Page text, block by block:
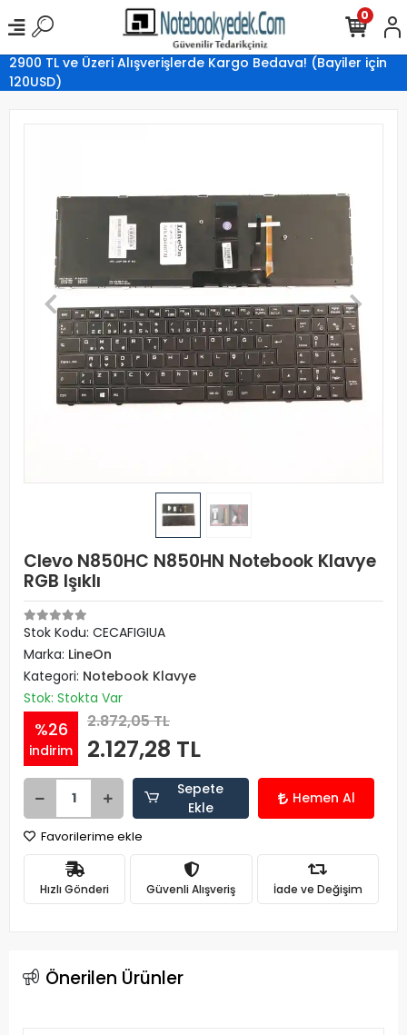
2900 TL ve Üzeri Alışverişlerde Kargo Bedava! (Bayiler için
120USD)
0
Clevo N850HC N850HN Notebook Klavye
RGB Işıklı
Stok Kodu: CECAFIGIUA
Marka: LineOn
Kategori: Notebook Klavye
Stok: Stokta Var
%26
indirim
2.872,05 TL
2.127,28 TL
Sepete
Ekle
Hemen Al
Favorilerime ekle
Hızlı Gönderi Güvenli Alışveriş İade ve Değişim
Önerilen Ürünler